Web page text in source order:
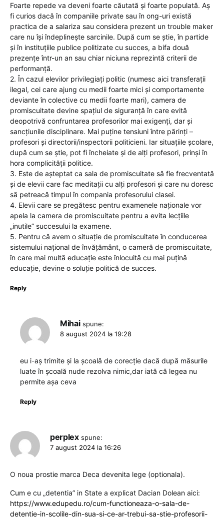
Foarte repede va deveni foarte căutată și foarte populată. Aș
fi curios dacă în companiile private sau în ong-uri există
practica de a salariza sau considera prezent un trouble maker
care nu își îndeplinește sarcinile. După cum se știe, în partide
și în instituțiile publice politizate cu succes, a bifa două
prezențe într-un an sau chiar niciuna reprezintă criterii de
performanță.
2. În cazul elevilor privilegiați politic (numesc aici transferații
ilegal, cei care ajung cu medii foarte mici și comportamente
deviante în colective cu medii foarte mari), camera de
promiscuitate devine spațiul de siguranță în care evită
deopotrivă confruntarea profesorilor mai exigenți, dar și
sancțiunile disciplinare. Mai puține tensiuni între părinți –
profesori și directorii/inspectorii politicieni. Iar situațiile școlare,
după cum se știe, pot fi încheiate și de alți profesori, prinși în
hora complicității politice.
3. Este de așteptat ca sala de promiscuitate să fie frecventată
și de elevii care fac meditații cu alți profesori și care nu doresc
să petreacă timpul în compania profesorului clasei.
4. Elevii care se pregătesc pentru examenele naționale vor
apela la camera de promiscuitate pentru a evita lecțiile
„inutile” succesului la examene.
5. Pentru că avem o situație de promiscuitate în conducerea
sistemului național de învățământ, o cameră de promiscuitate,
în care mai multă educație este înlocuită cu mai puțină
educație, devine o soluție politică de succes.
Reply
Mihai spune:
8 august 2024 la 19:28
eu i-aș trimite și la școală de corecție dacă după măsurile
luate în școală nude rezolva nimic,dar iată că legea nu
permite așa ceva
Reply
perplex spune:
7 august 2024 la 16:26
O noua prostie marca Deca devenita lege (optionala).
Cum e cu „detentia” in State a explicat Dacian Dolean aici:
https://www.edupedu.ro/cum-functioneaza-o-sala-de-
detentie-in-scolile-din-sua-si-ce-ar-trebui-sa-stie-profesorii-